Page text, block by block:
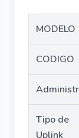
MODELO
CODIGO
Tipo de
Uplink